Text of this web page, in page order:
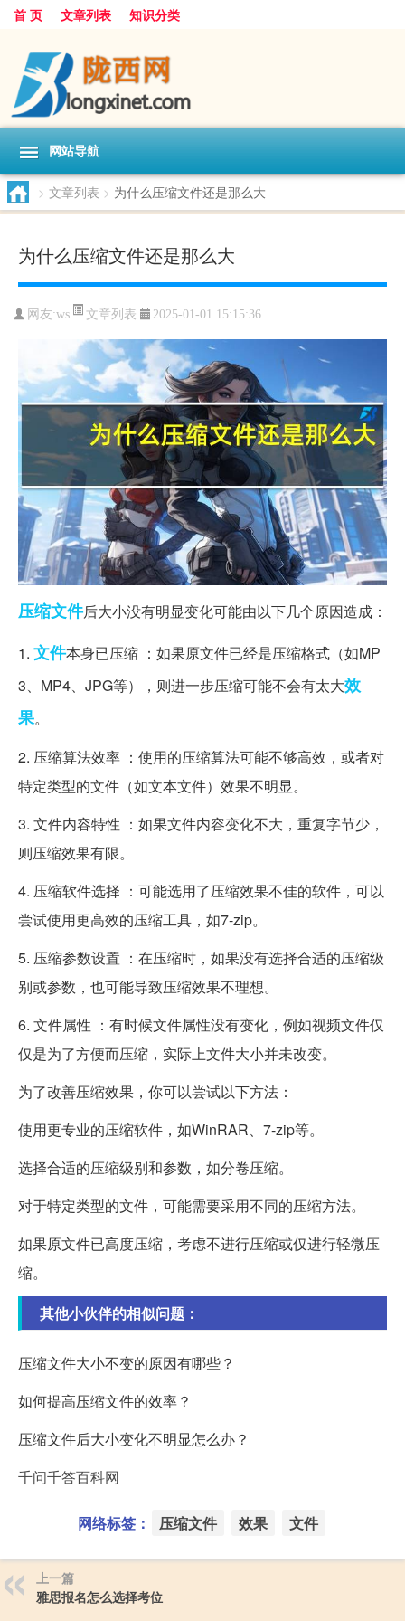
首 页 文章列表 知识分类
网站导航
> 文章列表 > 为什么压缩文件还是那么大
为什么压缩文件还是那么大
网友:ws 文章列表 2025-01-01 15:15:36
压缩文件后大小没有明显变化可能由以下几个原因造成：
1. 文件本身已压缩 ：如果原文件已经是压缩格式（如MP
3、MP4、JPG等），则进一步压缩可能不会有太大效
果。
2. 压缩算法效率 ：使用的压缩算法可能不够高效，或者对
特定类型的文件（如文本文件）效果不明显。
3. 文件内容特性 ：如果文件内容变化不大，重复字节少，
则压缩效果有限。
4. 压缩软件选择 ：可能选用了压缩效果不佳的软件，可以
尝试使用更高效的压缩工具，如7-zip。
5. 压缩参数设置 ：在压缩时，如果没有选择合适的压缩级
别或参数，也可能导致压缩效果不理想。
6. 文件属性 ：有时候文件属性没有变化，例如视频文件仅
仅是为了方便而压缩，实际上文件大小并未改变。
为了改善压缩效果，你可以尝试以下方法：
使用更专业的压缩软件，如WinRAR、7-zip等。
选择合适的压缩级别和参数，如分卷压缩。
对于特定类型的文件，可能需要采用不同的压缩方法。
如果原文件已高度压缩，考虑不进行压缩或仅进行轻微压
缩。
其他小伙伴的相似问题：
压缩文件大小不变的原因有哪些？
如何提高压缩文件的效率？
压缩文件后大小变化不明显怎么办？
千问千答百科网
网络标签： 压缩文件 效果 文件
上一篇
雅思报名怎么选择考位